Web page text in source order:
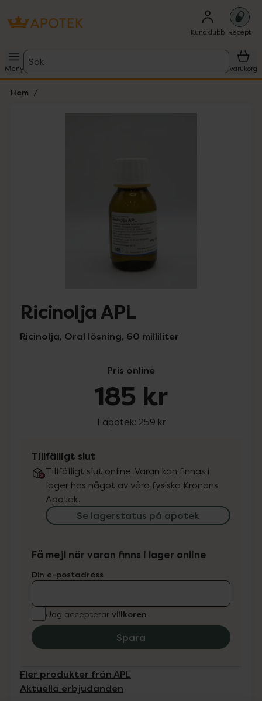
Kundklubb Recept
Meny
Sök
Varukorg
Hem
Ricinolja APL
Ricinolja, Oral lösning, 60 milliliter
Pris online
185 kr
I apotek: 259 kr
Tillfälligt slut
Tillfälligt slut online. Varan kan finnas i
lager hos något av våra fysiska Kronans
Apotek.
Se lagerstatus på apotek
Få mejl när varan finns i lager online
Din e-postadress
Jag accepterar villkoren
Spara
Fler produkter från APL
Aktuella erbjudanden